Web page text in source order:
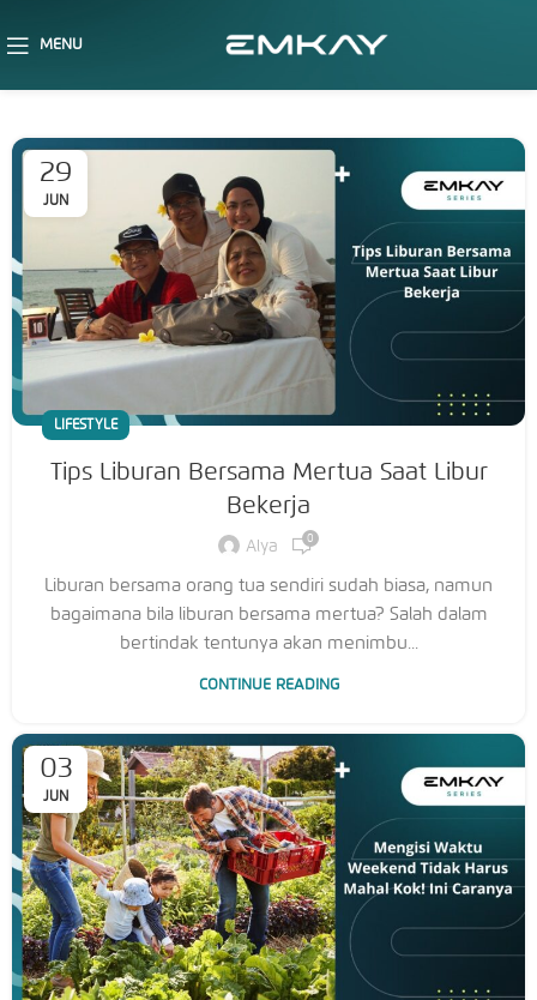
MENU
29
JUN
LIFESTYLE
Tips Liburan Bersama Mertua Saat Libur
Bekerja
Alya 0
Liburan bersama orang tua sendiri sudah biasa, namun
bagaimana bila liburan bersama mertua? Salah dalam
bertindak tentunya akan menimbu...
CONTINUE READING
03
JUN